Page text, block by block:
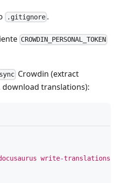
.gitignore.
CROWDIN_PERSONAL_TOKEN
sync Crowdin (extract
translations):
write-translations